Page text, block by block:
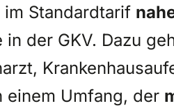
Standardtarif
in der GKV. Dazu
einem Umfang, der